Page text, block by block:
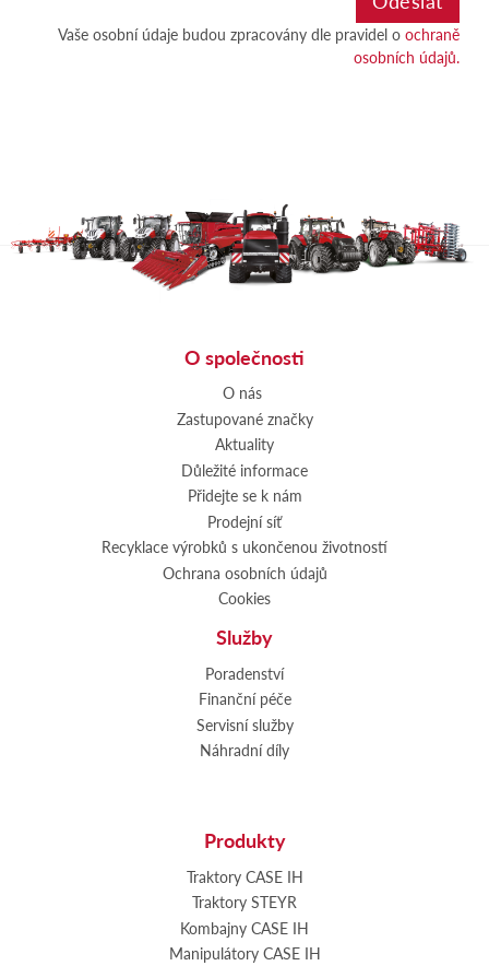
Vaše osobní údaje budou zpracovány dle pravidel o ochraně
osobních údajů.
O společnosti
O nás
Zastupované značky
Aktuality
Důležité informace
Přidejte se k nám
Prodejní síť
Recyklace výrobků s ukončenou životností
Ochrana osobních údajů
Cookies
Služby
Poradenství
Finanční péče
Servisní služby
Náhradní díly
Produkty
Traktory CASE IH
Traktory STEYR
Kombajny CASE IH
Manipulátory CASE IH